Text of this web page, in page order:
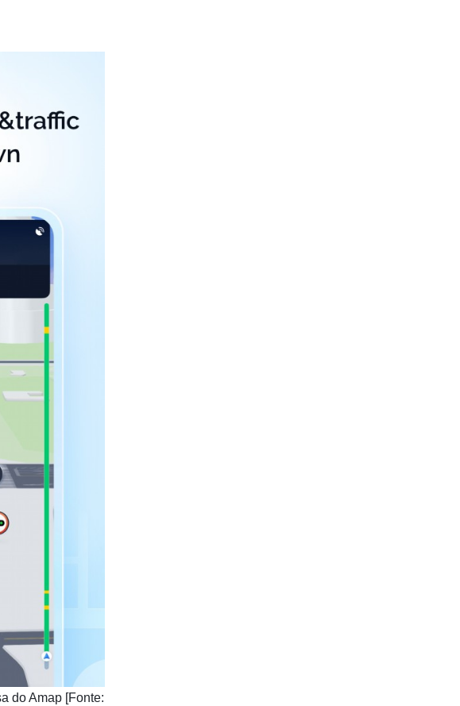
do Amap [Fonte: